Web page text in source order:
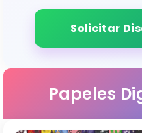
Solicitar
Papeles